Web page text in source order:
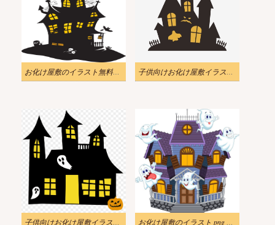
お化け屋敷のイラスト無料画像 子供向けお化け屋敷イラスト png
子供向けお化け屋敷イラスト png お化け屋敷のイラスト png 画像